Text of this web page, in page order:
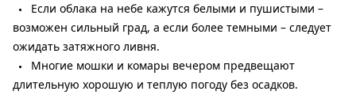
Если облака на небе кажутся белыми и пушистыми –
возможен сильный град, а если более темными – следует
ожидать затяжного ливня.
Многие мошки и комары вечером предвещают
длительную хорошую и теплую погоду без осадков.